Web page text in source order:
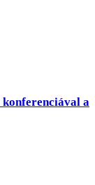
konferenciával a